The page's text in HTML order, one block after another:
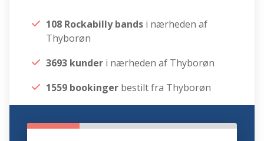
108 Rockabilly bands i nærheden af
Thyborøn
3693 kunder i nærheden af Thyborøn
1559 bookinger bestilt fra Thyborøn